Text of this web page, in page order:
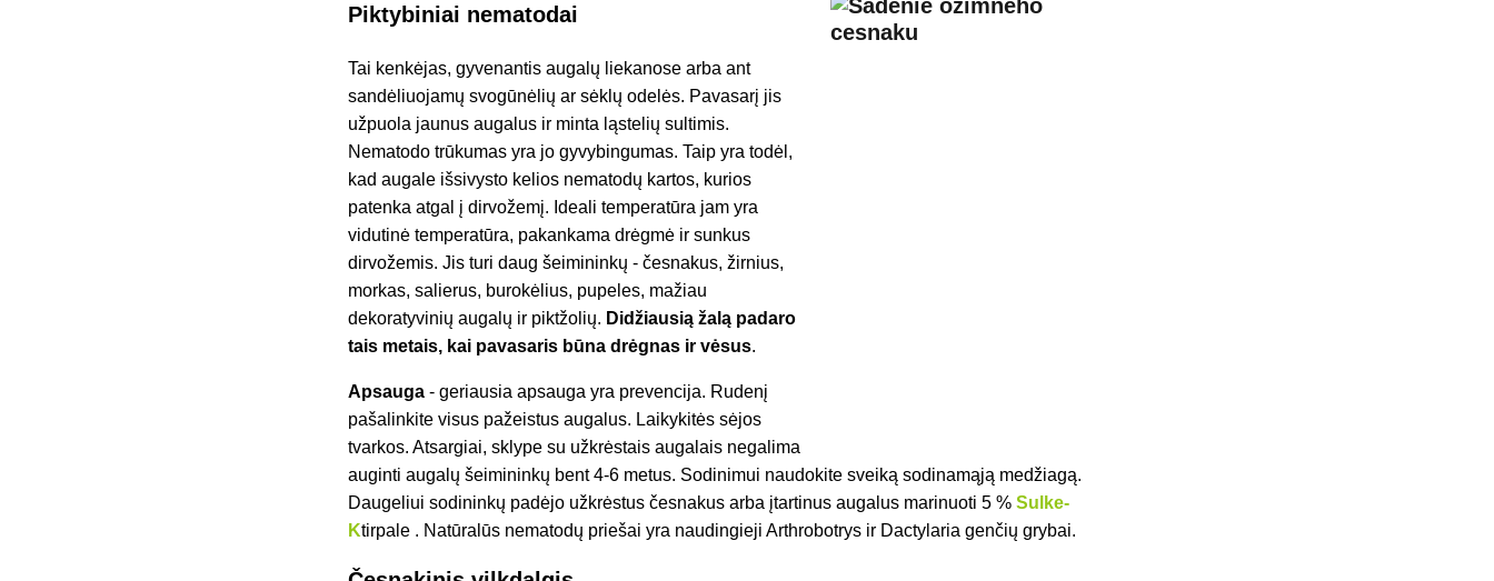
Piktybiniai nematodai
Tai kenkėjas, gyvenantis augalų liekanose arba ant
sandėliuojamų svogūnėlių ar sėklų odelės. Pavasarį jis
užpuola jaunus augalus ir minta ląstelių sultimis.
Nematodo trūkumas yra jo gyvybingumas. Taip yra todėl,
kad augale išsivysto kelios nematodų kartos, kurios
patenka atgal į dirvožemį. Ideali temperatūra jam yra
vidutinė temperatūra, pakankama drėgmė ir sunkus
dirvožemis. Jis turi daug šeimininkų - česnakus, žirnius,
morkas, salierus, burokėlius, pupeles, mažiau
dekoratyvinių augalų ir piktžolių. Didžiausią žalą padaro
tais metais, kai pavasaris būna drėgnas ir vėsus.
Apsauga- geriausia apsauga yra prevencija. Rudenį
pašalinkite visus pažeistus augalus. Laikykitės sėjos
tvarkos. Atsargiai, sklype su užkrėstais augalais negalima
auginti augalų šeimininkų bent 4-6 metus. Sodinimui naudokite sveiką sodinamąją medžiagą.
Daugeliui sodininkų padėjo užkrėstus česnakus arba įtartinus augalus marinuoti 5 %Sulke-
Ktirpale . Natūralūs nematodų priešai yra naudingieji Arthrobotrys ir Dactylaria genčių grybai.